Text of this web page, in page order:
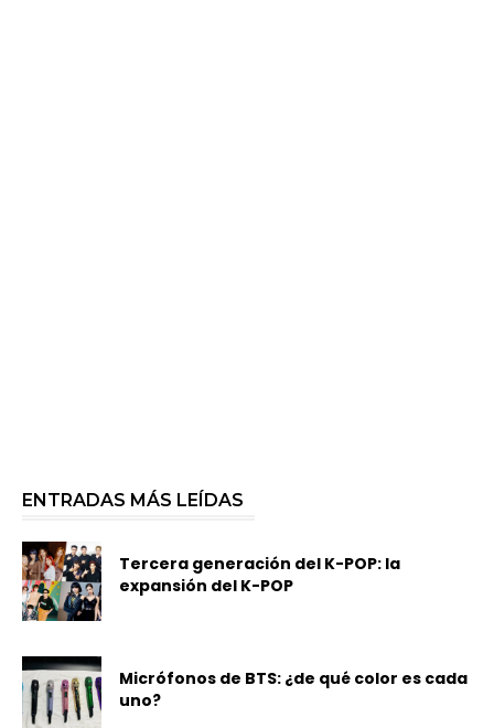
ENTRADAS MÁS LEÍDAS
Tercera generación del K-POP: la
expansión del K-POP
Micrófonos de BTS: ¿de qué color es cada
uno?